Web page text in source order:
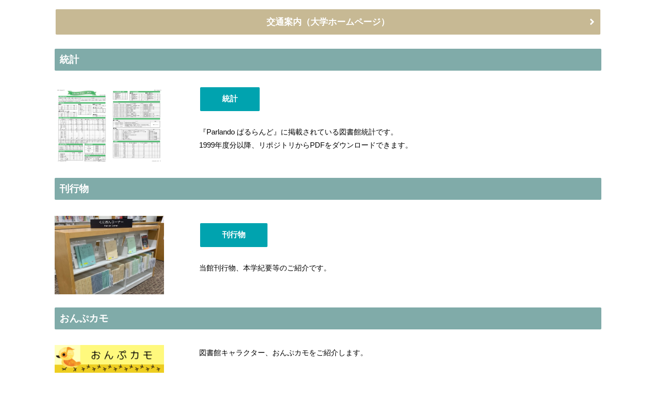
交通案内（大学ホームページ）
統計
統計
『Parlando ぱるらんど』に掲載されている図書館統計です。
1999年度分以降、リポジトリからPDFをダウンロードできます。
刊行物
刊行物
当館刊行物、本学紀要等のご紹介です。
おんぷカモ
図書館キャラクター、おんぷカモをご紹介します。